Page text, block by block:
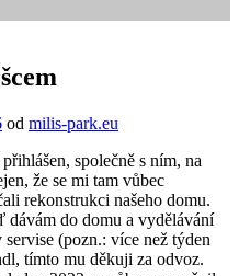
od milis-park.eu
společně s ním, na
že se mi tam vůbec
rekonstrukci našeho domu.
do domu a vydělávání
(pozn.: více než týden
tímto mu děkuji za odvoz.